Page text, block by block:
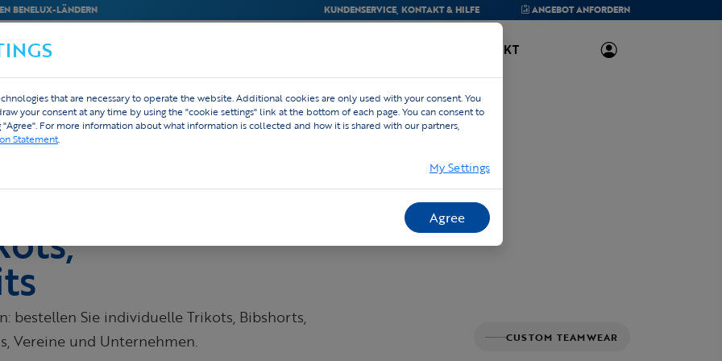
BENELUX-LÄNDERN KUNDENSERVICE, KONTAKT & HILFE ANGEBOTANFORDERN
BEDRIJVEN KONTAKT
nach Maß Spring & Winter
bestellen Sie individuelle Trikots, Bibshorts,
Vereine und Unternehmen.
CUSTOM TEAMWEAR
that are necessary to operate the website. Additional cookies are only used with your consent. You
your consent at any time by using the "cookie settings" link at the bottom of each page. You can consent to
For more information about what information is collected and how it is shared with our partners,
Statement.
My Settings
Agree